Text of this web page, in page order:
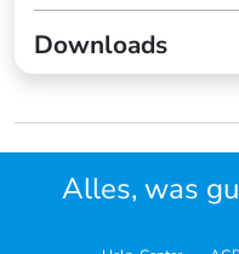
Downloads
Alles, was